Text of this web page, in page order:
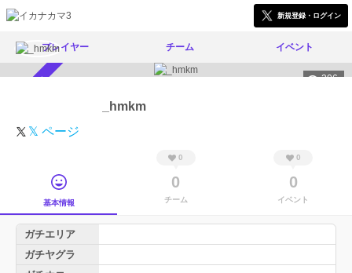
新規登録・ログイン
プレイヤー チーム イベント
206
_hmkm
𝕏 ページ
基本情報
0
0
チーム
0
0
イベント
ガチエリア
ガチヤグラ